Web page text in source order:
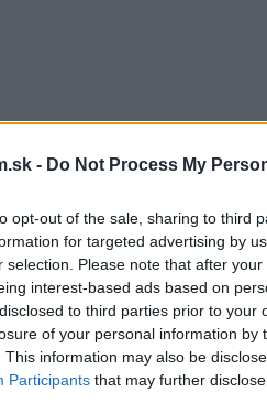
- Do Not Process My
opt-out of the sale, sharing to third
for targeted advertising by
selection. Please note that after
interest-based ads based on
to third parties prior to
of your personal information by
This information may also be
Participants that may further